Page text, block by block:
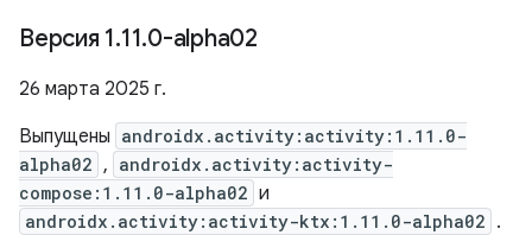
Версия 1.11.0-alpha02
26 марта 2025 г.
Выпущены androidx.activity:activity:1.11.0-
alpha02 , androidx.activity:activity-
compose:1.11.0-alpha02 и
androidx.activity:activity-ktx:1.11.0-alpha02 .